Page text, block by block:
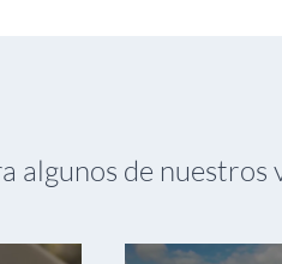
algunos de nuestros